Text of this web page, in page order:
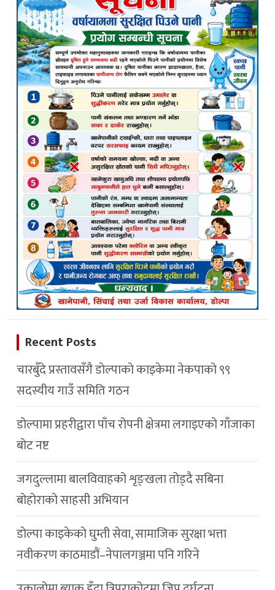
Recent Posts
चारबुँदे प्रस्तावसँगै डाेल्पाकाे काइकेमा नेकपाकाे ९९
सदस्यीय गाउँ समिति गठन
डोल्पामा प्रहरीद्वारा पाँच रोपनी क्षेत्रमा लगाइएको गाँजाका
बोट नष्ट
जगदुल्लामा बालविवाहको शृङ्खला तोड्दै सबिना
बोहोराको साहसी अभियान
डाेल्पा काइकेकाे घुम्ती सेवा, सामाजिक सुरक्षा भत्ता
नवीकरण काठमाडौं–नेपालगञ्जमा पनि गरिने